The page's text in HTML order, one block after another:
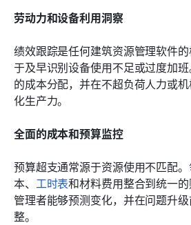
劳动力和设备利用洞察
绩效跟踪是任何建筑资源管理软件
于及早识别设备使用不足或过度加
的成本分配，并在不超负荷人力或
化生产力。
全面的成本和预算监控
预算超支通常源于资源使用不匹配
本、 工时表和材料费用整合到统一
管理者能够预测变化，并在问题升
整。